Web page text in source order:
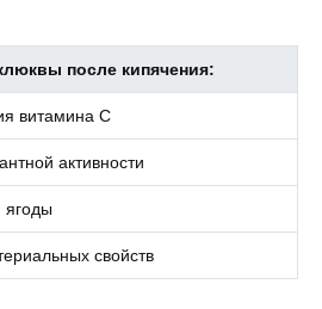
после кипячения:
витамина C
активности
ягоды
свойств